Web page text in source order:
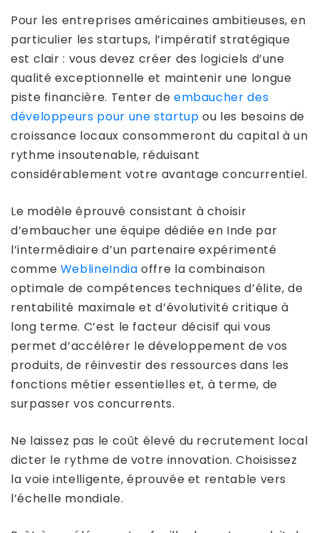
Pour les entreprises américaines ambitieuses, en
particulier les startups, l’impératif stratégique
est clair : vous devez créer des logiciels d’une
qualité exceptionnelle et maintenir une longue
piste financière. Tenter de embaucher des
développeurs pour une startup ou les besoins de
croissance locaux consommeront du capital à un
rythme insoutenable, réduisant
considérablement votre avantage concurrentiel.
Le modèle éprouvé consistant à choisir
d’embaucher une équipe dédiée en Inde par
l’intermédiaire d’un partenaire expérimenté
comme WeblineIndia offre la combinaison
optimale de compétences techniques d’élite, de
rentabilité maximale et d’évolutivité critique à
long terme. C’est le facteur décisif qui vous
permet d’accélérer le développement de vos
produits, de réinvestir des ressources dans les
fonctions métier essentielles et, à terme, de
surpasser vos concurrents.
Ne laissez pas le coût élevé du recrutement local
dicter le rythme de votre innovation. Choisissez
la voie intelligente, éprouvée et rentable vers
l’échelle mondiale.